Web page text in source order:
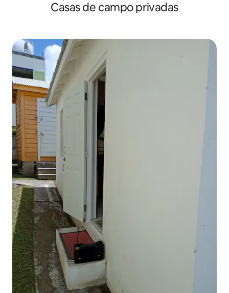
Casas de campo privadas